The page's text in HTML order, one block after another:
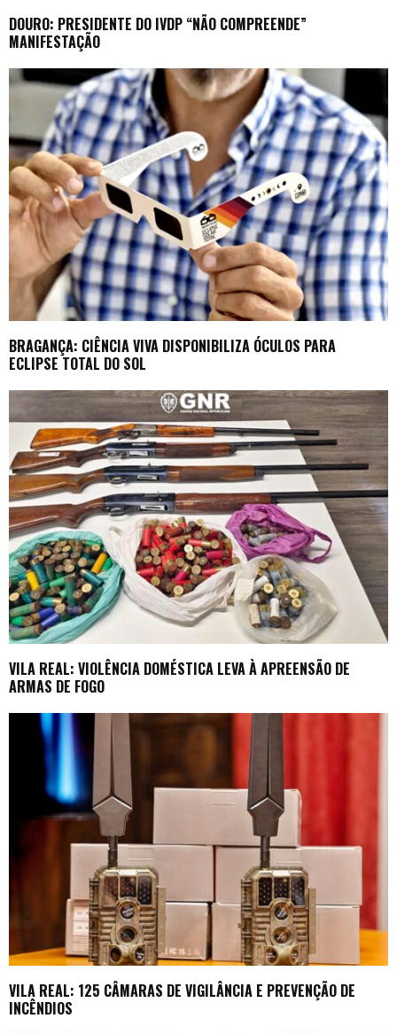
DOURO: PRESIDENTE DO IVDP “NÃO COMPREENDE”
MANIFESTAÇÃO
BRAGANÇA: CIÊNCIA VIVA DISPONIBILIZA ÓCULOS PARA
ECLIPSE TOTAL DO SOL
VILA REAL: VIOLÊNCIA DOMÉSTICA LEVA À APREENSÃO DE
ARMAS DE FOGO
VILA REAL: 125 CÂMARAS DE VIGILÂNCIA E PREVENÇÃO DE
INCÊNDIOS